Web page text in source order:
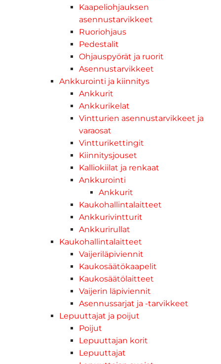
Kaapeliohjauksen
asennustarvikkeet
Ruoriohjaus
Pedestalit
Ohjauspyörät ja ruorit
Asennustarvikkeet
Ankkurointi ja kiinnitys
Ankkurit
Ankkurikelat
Vintturien asennustarvikkeet ja
varaosat
Vintturikettingit
Kiinnitysjouset
Kalliokiilat ja renkaat
Ankkurointi
Ankkurit
Kaukohallintalaitteet
Ankkurivintturit
Ankkurirullat
Kaukohallintalaitteet
Vaijeriläpiviennit
Kaukosäätökaapelit
Kaukosäätölaitteet
Vaijerin läpiviennit
Asennussarjat ja -tarvikkeet
Lepuuttajat ja poijut
Poijut
Lepuuttajan korit
Lepuuttajat